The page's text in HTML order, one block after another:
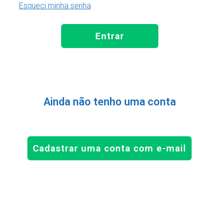
Esqueci minha senha
Entrar
Ainda não tenho uma conta
Cadastrar uma conta com e-mail